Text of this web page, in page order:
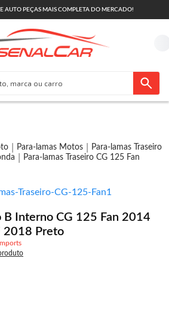
AUTO PEÇAS MAIS COMPLETA DO MERCADO!
Para-lamas Motos
Para-lamas Traseiro
Para-lamas Traseiro CG 125 Fan
B Interno CG 125 Fan 2014
Preto